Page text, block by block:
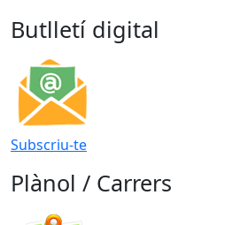
Butlletí digital
Subscriu-te
Plànol / Carrers